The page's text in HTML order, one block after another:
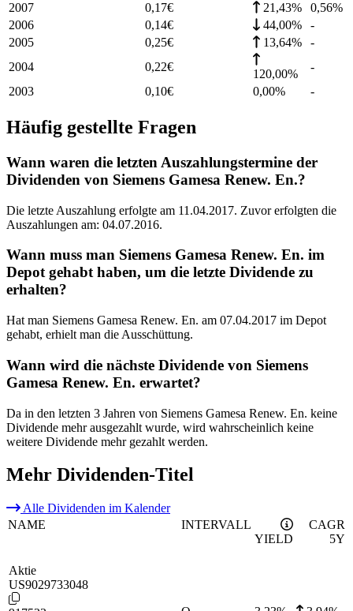
2007
0,17€ 21,43% 0,56%
2006
0,14€ 44,00%
-
2005
0,25€ 13,64%
-
2004
0,22€
120,00%
-
2003
0,10€ 0,00% -
Häufig gestellte Fragen
Wann waren die letzten Auszahlungstermine der
Dividenden von Siemens Gamesa Renew. En.?
Die letzte Auszahlung erfolgte am 11.04.2017. Zuvor erfolgten die
Auszahlungen am: 04.07.2016.
Wann muss man Siemens Gamesa Renew. En. im
Depot gehabt haben, um die letzte Dividende zu
erhalten?
Hat man Siemens Gamesa Renew. En. am 07.04.2017 im Depot
gehabt, erhielt man die Ausschüttung.
Wann wird die nächste Dividende von Siemens
Gamesa Renew. En. erwartet?
Da in den letzten 3 Jahren von Siemens Gamesa Renew. En. keine
Dividende mehr ausgezahlt wurde, wird wahrscheinlich keine
weitere Dividende mehr gezahlt werden.
Mehr Dividenden-Titel
Alle Dividenden im Kalender
NAME
INTERVALL
YIELD
CAGR
5Y
Aktie
US9029733048